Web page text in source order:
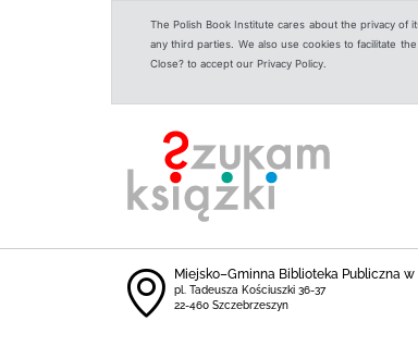
The Polish Book Institute cares about the privacy of
any third parties. We also use cookies to facilitate
Close? to accept our Privacy Policy.
Miejsko–Gminna Biblioteka Publiczna
pl. Tadeusza Kościuszki 36-37
22-460 Szczebrzeszyn